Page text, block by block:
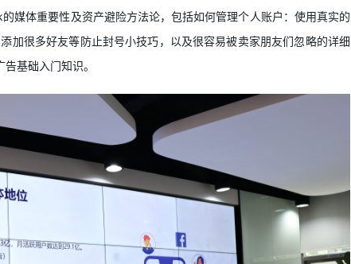
媒体重要性及资产避险方法论，包括如何管理个人账户：使用真实的
加很多好友等防止封号小技巧，以及很容易被卖家朋友们忽略的详细
基础入门知识。